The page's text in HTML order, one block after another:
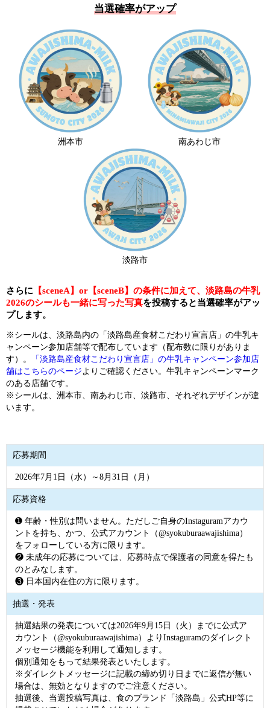
当選確率がアップ
洲本市 南あわじ市
淡路市
さらに 【sceneA】or【sceneB】の条件に加えて、淡路島の牛乳
2026のシールも一緒に写った写真を投稿すると当選確率がアッ
プします。
※シールは、淡路島内の「淡路島産食材こだわり宣言店」の牛乳キ
ャンペーン参加店舗等で配布しています（配布数に限りがありま
す）。
「淡路島産食材こだわり宣言店」の牛乳キャンペーン参加店
舗はこちらのページ よりご確認ください。牛乳キャンペーンマーク
のある店舗です。
※シールは、洲本市、南あわじ市、淡路市、それぞれデザインが違
います。
応募期間
2026年7月1日（水）～8月31日（月）
応募資格
➊ 年齢・性別は問いません。ただしご自身のInstaguramアカウ
ントを持ち、かつ、公式アカウント（@syokuburaawajishima）
をフォローしている方に限ります。
❷ 未成年の応募については、応募時点で保護者の同意を得たも
のとみなします。
❸ 日本国内在住の方に限ります。
抽選・発表
抽選結果の発表については2026年9月15日（火）までに公式ア
カウント（@syokuburaawajishima）よりInstaguramのダイレクト
メッセージ機能を利用して通知します。
個別通知をもって結果発表といたします。
※ダイレクトメッセージに記載の締め切り日までに返信が無い
場合は、無効となりますのでご注意ください。
抽選後、当選投稿写真は、食のブランド「淡路島」公式HP等に